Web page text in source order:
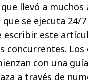
llevó a muchos
se ejecuta 24/7
escribir este
concurrentes. Los
con una
a través de